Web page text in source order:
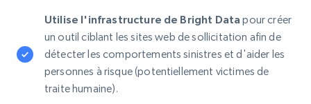
Utilise l'infrastructure de Bright Data pour créer
un outil ciblant les sites web de sollicitation afin de
détecter les comportements sinistres et d'aider les
personnes à risque (potentiellement victimes de
traite humaine).